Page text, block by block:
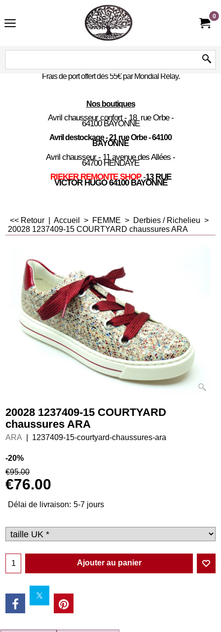
0
Frais de port offert dès 55€ par Mondial Relay.
Nos boutiques
Avril chausseur confort - 18 rue Orbe -
64100 BAYONNE
Avril destockage - 21 rue Orbe - 64100
BAYONNE
Avril chausseur - 11 avenue des Allées -
64700 HENDAYE
RIEKER REMONTE SHOP -13 RUE
VICTOR HUGO 64100 BAYONNE
<< Retour Accueil > FEMME > Derbies / Richelieu >
20028 1237409-15 COURTYARD chaussures ARA
20028 1237409-15 COURTYARD
chaussures ARA
ARA 1237409-15-courtyard-chaussures-ara
-20%
€95.00
€76.00
Délai de livraison: 5-7 jours
Ajouter au panier